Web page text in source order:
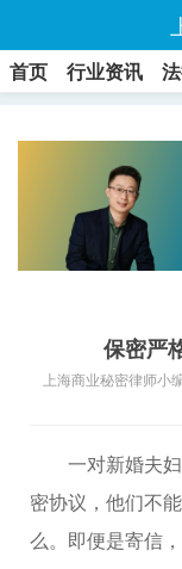
首页 行业资讯
保密严
上海商业秘密律师小
一对新婚夫妇
密协议，他们不
么。即便是寄信